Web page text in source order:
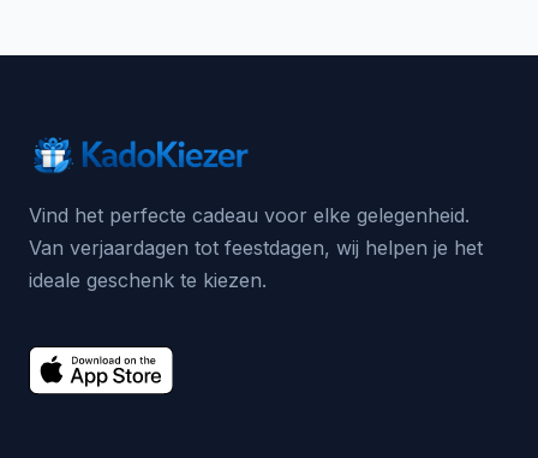
Vind het perfecte cadeau voor elke gelegenheid.
Van verjaardagen tot feestdagen, wij helpen je het
ideale geschenk te kiezen.